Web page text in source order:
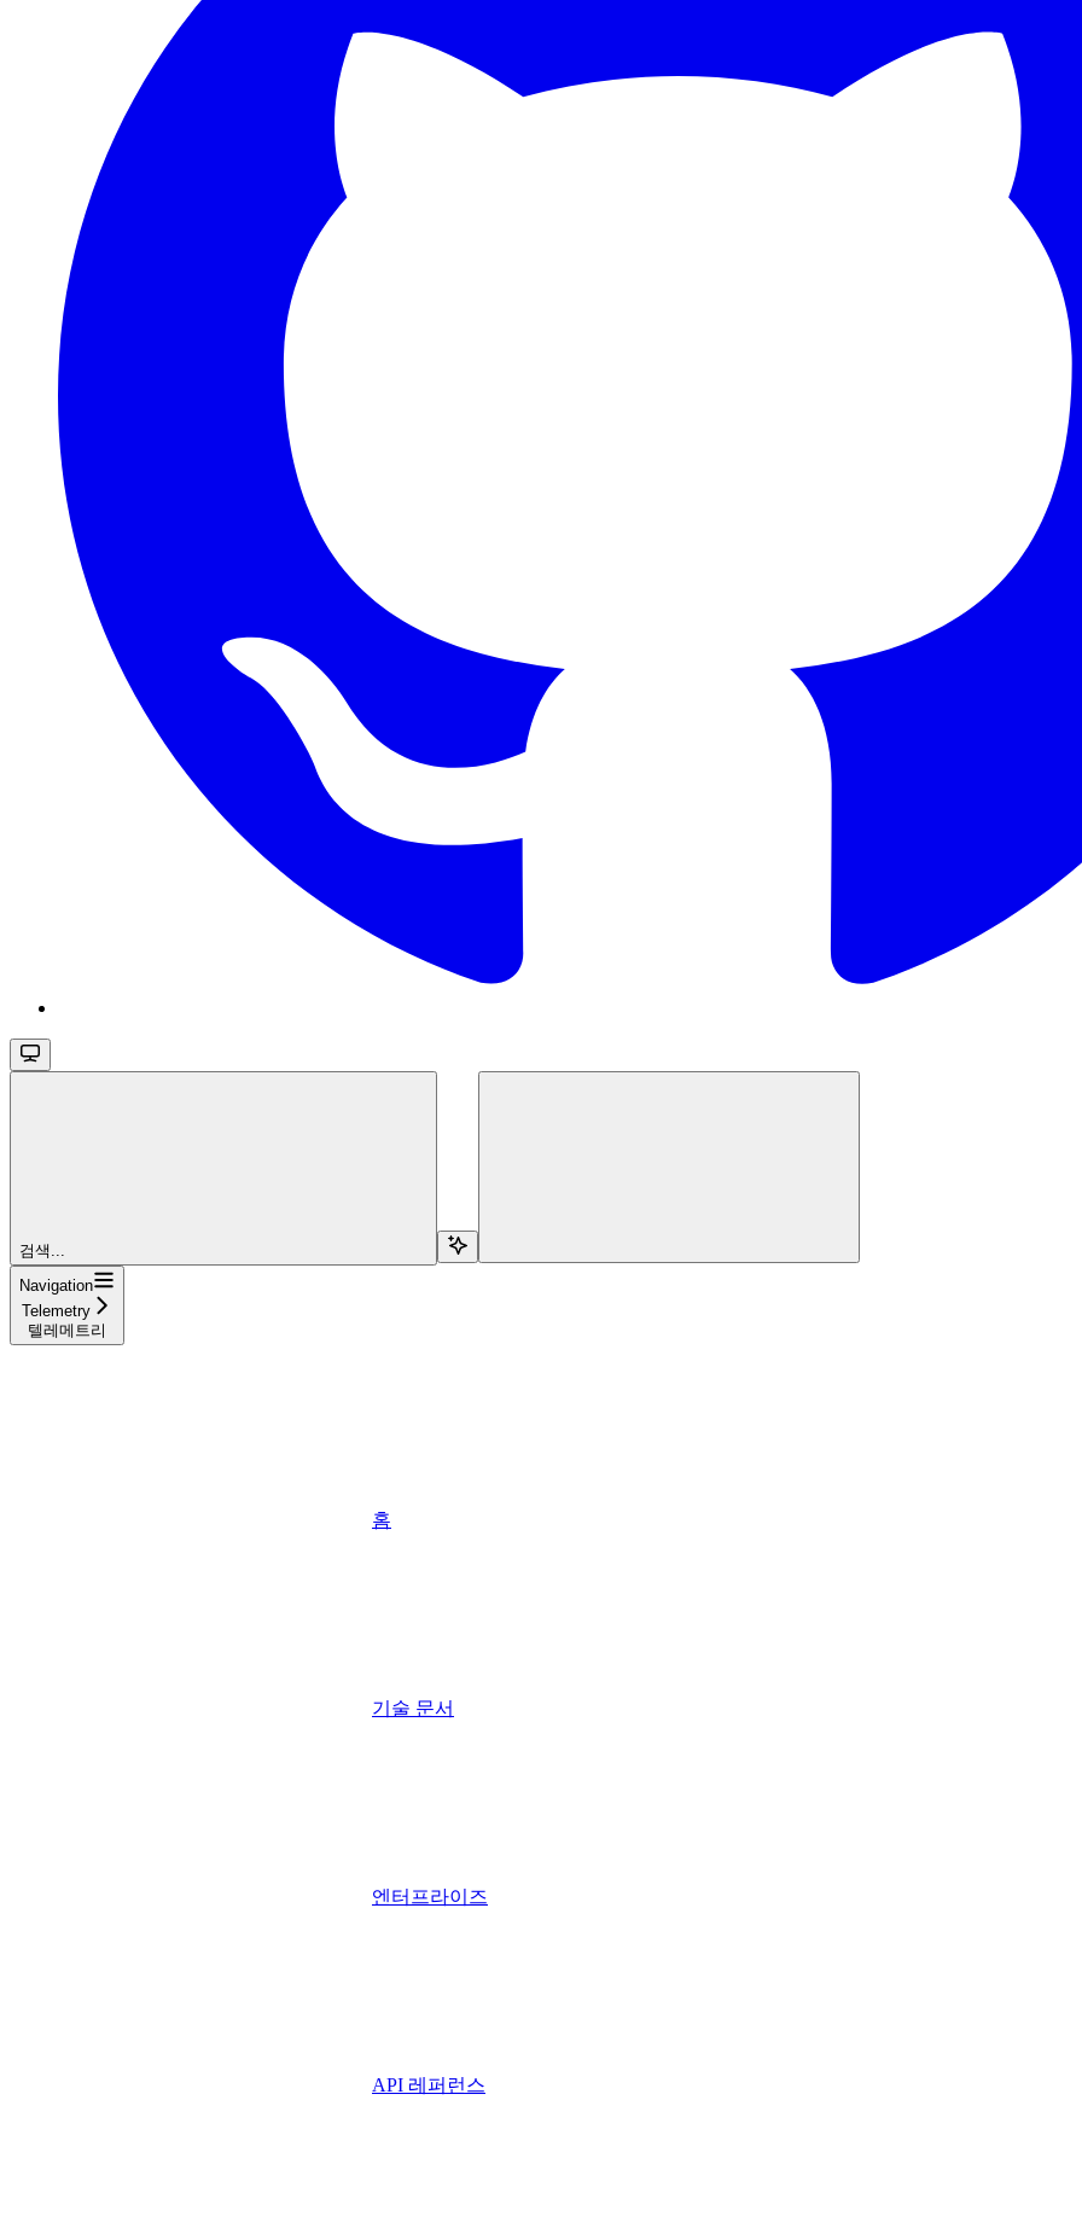
검색...
Navigation
Telemetry
텔레메트리
홈
기술 문서
엔터프라이즈
API 레퍼런스